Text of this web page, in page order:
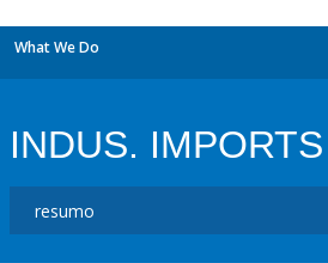
What We Do
INDUS.